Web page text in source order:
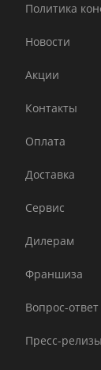
Политика
Новости
Акции
Контакты
Оплата
Доставка
Сервис
Дилерам
Франшиза
Вопрос-ответ
Пресс-релизы